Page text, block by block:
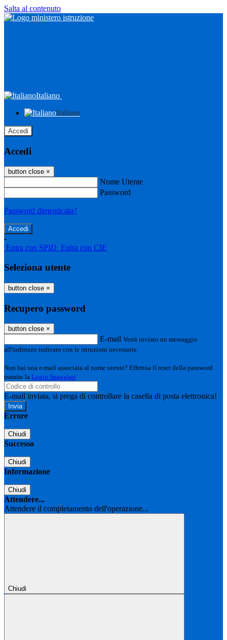
Salta al contenuto
Italiano
Italiano
Accedi
Accedi
button close ×
Nome Utente
Password
Password dimenticata?
-
Entra con SPID Entra con CIE
Seleziona utente
button close ×
Recupero password
button close ×
E-mail Verrà inviato un messaggio
all'indirizzo indicato con le istruzioni necessarie.
Non hai una e-mail associata al nome utente? Effettua il reset della password
tramite la Login Spaggiari
E-mail inviata, si prega di controllare la casella di posta elettronica!
Errore
Chiudi
Successo
Chiudi
Informazione
Chiudi
Attendere...
Attendere il completamento dell'operazione...
Chiudi